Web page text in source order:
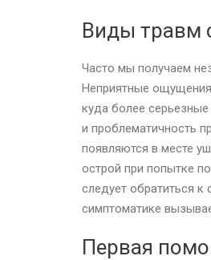
Виды травм
Часто мы получаем
Неприятные
куда более
и проблематичность
появляются в месте
острой при попытке
следует обратиться к
симптоматике
Первая